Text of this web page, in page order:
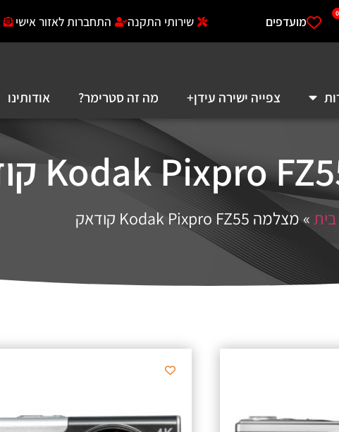
0
מועדפים שירותי התקנה התחברות לאזור אישי
צפייה ישירה עידן+ מה זה סטרימר? אודותינו
בית»מצלמה Kodak Pixpro FZ55 קודאק